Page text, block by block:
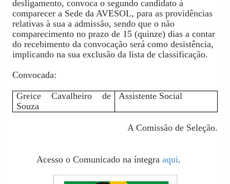
desligamento, convoca o segundo candidato à
comparecer a Sede da AVESOL, para as providências
relativas à sua a admissão, sendo que o não
comparecimento no prazo de 15 (quinze) dias a contar
do recebimento da convocação será como desistência,
implicando na sua exclusão da lista de classificação.
Convocada:
Greice Cavalheiro de
Souza
Assistente Social
A Comissão de Seleção.
Acesso o Comunicado na íntegraaqui.